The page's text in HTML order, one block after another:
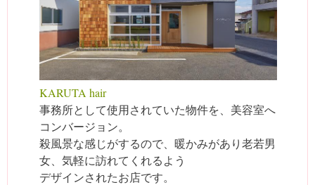
KARUTA hair
事務所として使用されていた物件を、美容室へ
コンバージョン。
殺風景な感じがするので、暖かみがあり老若男
女、気軽に訪れてくれるよう
デザインされたお店です。